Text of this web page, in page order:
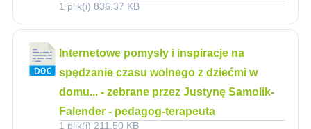
1 plik(i) 836.37 KB
Internetowe pomysły i inspiracje na
spędzanie czasu wolnego z dziećmi w
domu... - zebrane przez Justynę Samolik-
Falender - pedagog-terapeuta
1 plik(i) 211.50 KB